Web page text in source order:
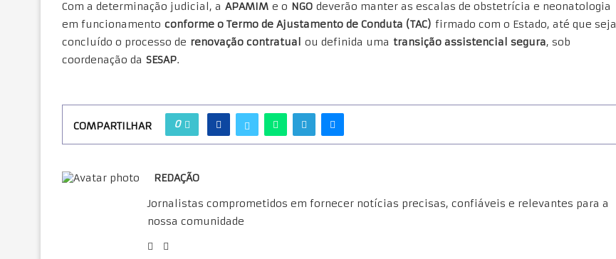
Com a determinação judicial, a APAMIM e o NGO deverão manter as escalas de obstetrícia e neonatologia
em funcionamento conforme o Termo de Ajustamento de Conduta (TAC) firmado com o Estado, até que seja
concluído o processo de renovação contratual ou definida uma transição assistencial segura, sob
coordenação da SESAP.
COMPARTILHAR 0
REDAÇÃO
Jornalistas comprometidos em fornecer notícias precisas, confiáveis e relevantes para a
nossa comunidade